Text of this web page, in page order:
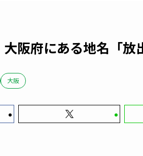
大阪府にある地名「
大阪